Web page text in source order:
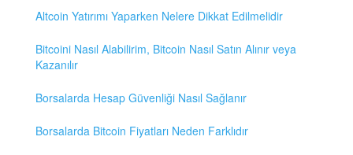
Altcoin Yatırımı Yaparken Nelere Dikkat Edilmelidir
Bitcoini Nasıl Alabilirim, Bitcoin Nasıl Satın Alınır veya
Kazanılır
Borsalarda Hesap Güvenliği Nasıl Sağlanır
Borsalarda Bitcoin Fiyatları Neden Farklıdır